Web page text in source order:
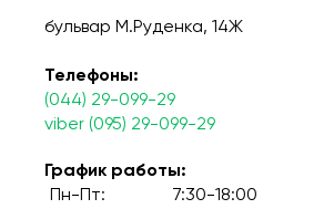
бульвар М.Руденка, 14Ж
Телефоны:
(044) 29-099-29
viber (095) 29-099-29
График работы:
Пн-Пт:
7:30-18:00